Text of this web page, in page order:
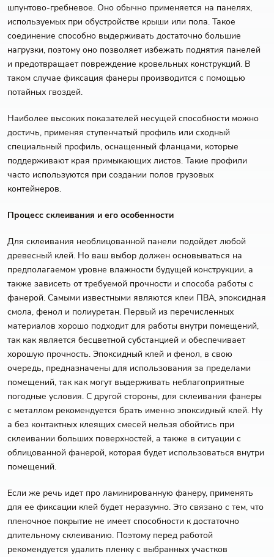
шпунтово-гребневое. Оно обычно применяется на панелях,
используемых при обустройстве крыши или пола. Такое
соединение способно выдерживать достаточно большие
нагрузки, поэтому оно позволяет избежать поднятия панелей
и предотвращает повреждение кровельных конструкций. В
таком случае фиксация фанеры производится с помощью
потайных гвоздей.
Наиболее высоких показателей несущей способности можно
достичь, применяя ступенчатый профиль или сходный
специальный профиль, оснащенный фланцами, которые
поддерживают края примыкающих листов. Такие профили
часто используются при создании полов грузовых
контейнеров.
Процесс склеивания и его особенности
Для склеивания необлицованной панели подойдет любой
древесный клей. Но ваш выбор должен основываться на
предполагаемом уровне влажности будущей конструкции, а
также зависеть от требуемой прочности и способа работы с
фанерой. Самыми известными являются клеи ПВА, эпоксидная
смола, фенол и полиуретан. Первый из перечисленных
материалов хорошо подходит для работы внутри помещений,
так как является бесцветной субстанцией и обеспечивает
хорошую прочность. Эпоксидный клей и фенол, в свою
очередь, предназначены для использования за пределами
помещений, так как могут выдерживать неблагоприятные
погодные условия. С другой стороны, для склеивания фанеры
с металлом рекомендуется брать именно эпоксидный клей. Ну
а без контактных клеящих смесей нельзя обойтись при
склеивании больших поверхностей, а также в ситуации с
облицованной фанерой, которая будет использоваться внутри
помещений.
Если же речь идет про ламинированную фанеру, применять
для ее фиксации клей будет неразумно. Это связано с тем, что
пленочное покрытие не имеет способности к достаточно
длительному склеиванию. Поэтому перед работой
рекомендуется удалить пленку с выбранных участков